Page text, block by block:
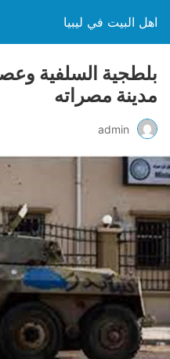
اهل البيت في ليبيا
بلطجية السلفية
مدينة مصراته
admin